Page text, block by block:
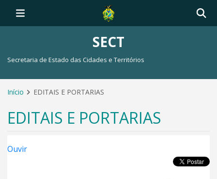
SECT
Secretaria de Estado das Cidades e Territórios
Início EDITAIS E PORTARIAS
EDITAIS E PORTARIAS
Ouvir